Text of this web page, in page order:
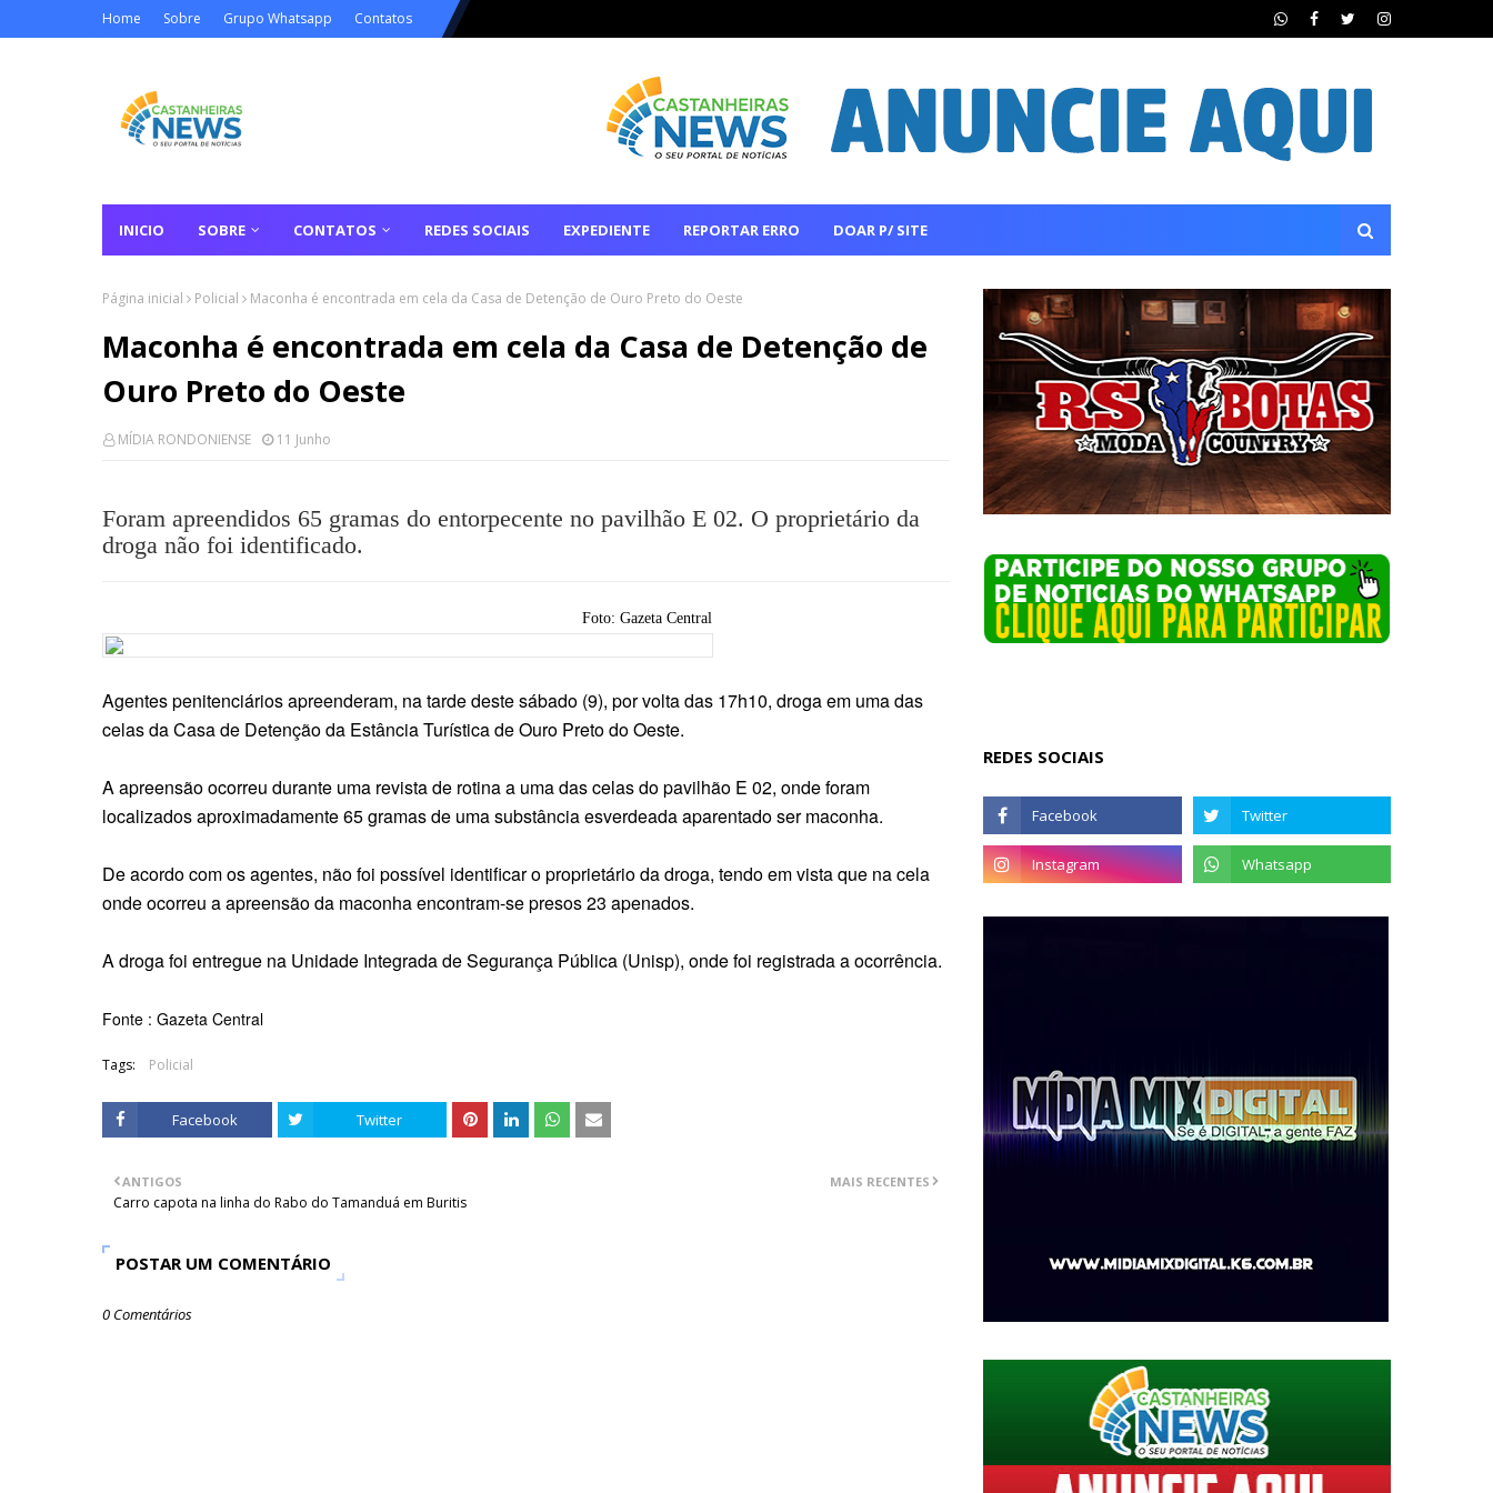
Home Sobre Grupo Whatsapp Contatos
INICIO SOBRE CONTATOS REDES SOCIAIS EXPEDIENTE REPORTAR ERRO DOAR P/ SITE
Página inicial Policial Maconha é encontrada em cela da Casa de Detenção de Ouro Preto do Oeste
Maconha é encontrada em cela da Casa de Detenção de
Ouro Preto do Oeste
MÍDIA RONDONIENSE 11 Junho
Foram apreendidos 65 gramas do entorpecente no pavilhão E 02. O proprietário da
droga não foi identificado.
Foto: Gazeta Central
Agentes penitenciários apreenderam, na tarde deste sábado (9), por volta das 17h10, droga em uma das
celas da Casa de Detenção da Estância Turística de Ouro Preto do Oeste.
A apreensão ocorreu durante uma revista de rotina a uma das celas do pavilhão E 02, onde foram
localizados aproximadamente 65 gramas de uma substância esverdeada aparentado ser maconha.
De acordo com os agentes, não foi possível identificar o proprietário da droga, tendo em vista que na cela
onde ocorreu a apreensão da maconha encontram-se presos 23 apenados.
A droga foi entregue na Unidade Integrada de Segurança Pública (Unisp), onde foi registrada a ocorrência.
Fonte : Gazeta Central
Tags: Policial
Facebook Twitter
MAIS RECENTES
ANTIGOS
Carro capota na linha do Rabo do Tamanduá em Buritis
POSTAR UM COMENTÁRIO
0 Comentários
REDES SOCIAIS